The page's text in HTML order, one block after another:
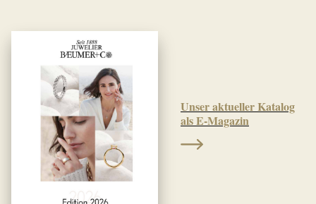
Unser aktueller Katalog
als E-Magazin